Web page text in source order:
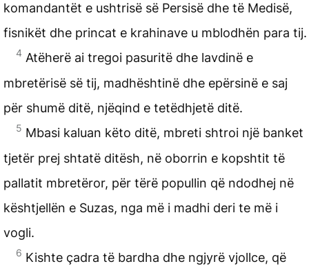
komandantët e ushtrisë së Persisë dhe të Medisë,
fisnikët dhe princat e krahinave u mblodhën para tij.
4 Atëherë ai tregoi pasuritë dhe lavdinë e
mbretërisë së tij, madhështinë dhe epërsinë e saj
për shumë ditë, njëqind e tetëdhjetë ditë.
5 Mbasi kaluan këto ditë, mbreti shtroi një banket
tjetër prej shtatë ditësh, në oborrin e kopshtit të
pallatit mbretëror, për tërë popullin që ndodhej në
kështjellën e Suzas, nga më i madhi deri te më i
vogli.
6 Kishte çadra të bardha dhe ngjyrë vjollce, që